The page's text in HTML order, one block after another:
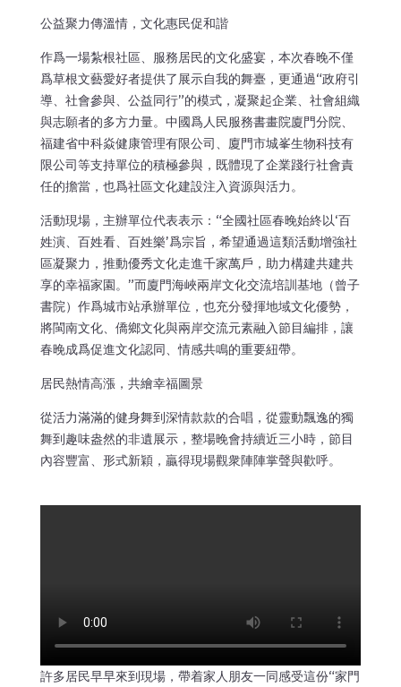
公益聚力傳溫情，文化惠民促和諧
作爲一場紮根社區、服務居民的文化盛宴，本次春晚不僅
爲草根文藝愛好者提供了展示自我的舞臺，更通過“政府引
導、社會參與、公益同行”的模式，凝聚起企業、社會組織
與志願者的多方力量。中國爲人民服務書畫院廈門分院、
福建省中科焱健康管理有限公司、廈門市城峯生物科技有
限公司等支持單位的積極參與，既體現了企業踐行社會責
任的擔當，也爲社區文化建設注入資源與活力。
活動現場，主辦單位代表表示：“全國社區春晚始終以‘百
姓演、百姓看、百姓樂’爲宗旨，希望通過這類活動增強社
區凝聚力，推動優秀文化走進千家萬戶，助力構建共建共
享的幸福家園。”而廈門海峽兩岸文化交流培訓基地（曾子
書院）作爲城市站承辦單位，也充分發揮地域文化優勢，
將閩南文化、僑鄉文化與兩岸交流元素融入節目編排，讓
春晚成爲促進文化認同、情感共鳴的重要紐帶。
居民熱情高漲，共繪幸福圖景
從活力滿滿的健身舞到深情款款的合唱，從靈動飄逸的獨
舞到趣味盎然的非遺展示，整場晚會持續近三小時，節目
內容豐富、形式新穎，贏得現場觀衆陣陣掌聲與歡呼。
許多居民早早來到現場，帶着家人朋友一同感受這份“家門